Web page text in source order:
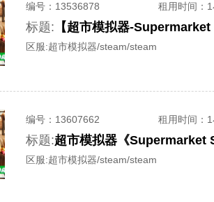
编号： 13536878 租用时间 ：
标题: 【超市模拟器-
区服:超市模拟器/steam/steam
编号： 13607662 租用时间 ：
标题:超市模拟器《Supermarket
区服:超市模拟器/steam/steam